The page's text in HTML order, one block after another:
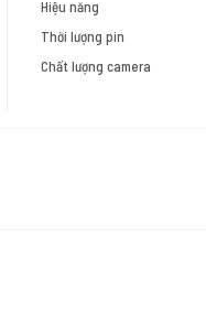
Hiệu năng
Thời lượng pin
Chất lượng camera